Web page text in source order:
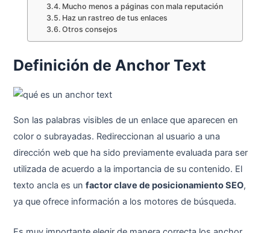
Mucho menos a páginas con mala reputación
Haz un rastreo de tus enlaces
Otros consejos
Definición de Anchor Text
Son las palabras visibles de un enlace que aparecen en
color o subrayadas. Redireccionan al usuario a una
dirección web que ha sido previamente evaluada para ser
utilizada de acuerdo a la importancia de su contenido. El
texto ancla es unfactor clave de posicionamiento SEO,
ya que ofrece información a los motores de búsqueda.